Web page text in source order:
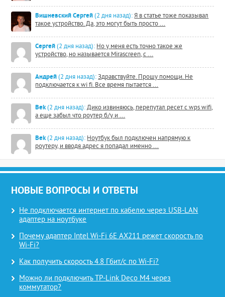
Вишневский Сергей (2 дня назад): Я в статье тоже показывал
такое устройство. Да, это могут быть просто ...
Сергей (2 дня назад): Но у меня есть точно такое же
устройство, но называется Mirascreen, с ...
Андрей (2 дня назад): Здравствуйте. Прошу помощи. Не
подключается к wi fi. Все время пытается ...
Bek(2 дня назад): Дико извиняюсь, перепутал ресет с wps wifi,
а еще забыл что роутер б/у и ...
Bek(2 дня назад): Ноутбук был подключен напрямую к
роутеру, и вводя адрес я попадал именно ...
НОВЫЕ ВОПРОСЫ И ОТВЕТЫ
Не подключается интернет по кабелю через USB-LAN
адаптер на ноутбуке
Почему адаптер Intel Wi-Fi 6E AX211 режет скорость по
Wi-Fi?
Как получить скорость 4.8 Гбит/с по Wi-Fi?
Можно ли подключить TP-Link Deco M4 через
коммутатор?